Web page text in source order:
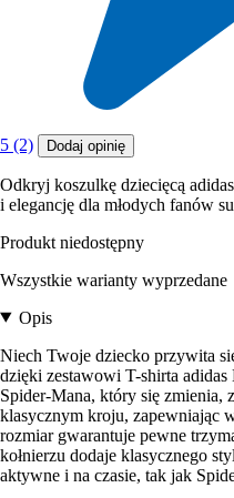
5 (2) Dodaj opinię
Odkryj koszulkę dziecięcą
i elegancję dla młodych fanów
Produkt niedostępny
Wszystkie warianty wyprzedane
Opis
Niech Twoje dziecko przywita
dzięki zestawowi T-shirta
Spider-Mana, który się zmienia,
klasycznym kroju, zapewniając
rozmiar gwarantuje pewne
kołnierzu dodaje klasycznego
aktywne i na czasie, tak jak